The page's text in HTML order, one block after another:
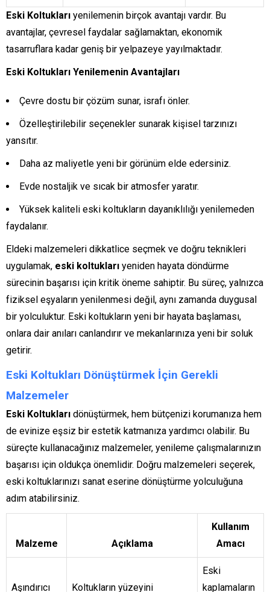
Eski Koltukları yenilemenin birçok avantajı vardır. Bu
avantajlar, çevresel faydalar sağlamaktan, ekonomik
tasarruflara kadar geniş bir yelpazeye yayılmaktadır.
Eski Koltukları Yenilemenin Avantajları
Çevre dostu bir çözüm sunar, israfı önler.
Özelleştirilebilir seçenekler sunarak kişisel tarzınızı
yansıtır.
Daha az maliyetle yeni bir görünüm elde edersiniz.
Evde nostaljik ve sıcak bir atmosfer yaratır.
Yüksek kaliteli eski koltukların dayanıklılığı yenilemeden
faydalanır.
Eldeki malzemeleri dikkatlice seçmek ve doğru teknikleri
uygulamak, eski koltukları yeniden hayata döndürme
sürecinin başarısı için kritik öneme sahiptir. Bu süreç, yalnızca
fiziksel eşyaların yenilenmesi değil, aynı zamanda duygusal
bir yolculuktur. Eski koltukların yeni bir hayata başlaması,
onlara dair anıları canlandırır ve mekanlarınıza yeni bir soluk
getirir.
Eski Koltukları Dönüştürmek İçin Gerekli
Malzemeler
Eski Koltukları dönüştürmek, hem bütçenizi korumanıza hem
de evinize eşsiz bir estetik katmanıza yardımcı olabilir. Bu
süreçte kullanacağınız malzemeler, yenileme çalışmalarınızın
başarısı için oldukça önemlidir. Doğru malzemeleri seçerek,
eski koltuklarınızı sanat eserine dönüştürme yolculuğuna
adım atabilirsiniz.
Malzeme Açıklama
Kullanım
Amacı
Aşındırıcı Koltukların yüzeyini
Eski
kaplamaların